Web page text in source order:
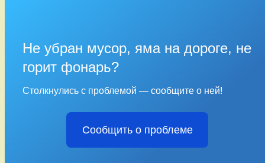
Не убран мусор, яма на дороге, не
горит фонарь?
Столкнулись с проблемой — сообщите о ней!
Сообщить о проблеме